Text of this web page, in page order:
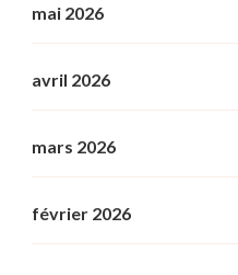
mai 2026
avril 2026
mars 2026
février 2026